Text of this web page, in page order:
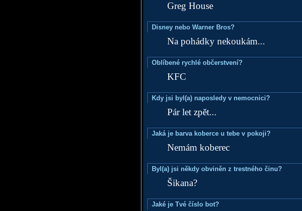
Greg House
Disney nebo Warner Bros?
Na pohádky nekoukám...
Oblíbené rychlé občerstvení?
KFC
Kdy jsi byl(a) naposledy v nemocnici?
Pár let zpět...
Jaká je barva koberce u tebe v pokoji?
Nemám koberec
Byl(a) jsi někdy obviněn z trestného činu?
Šikana?
Jaké je Tvé číslo bot?